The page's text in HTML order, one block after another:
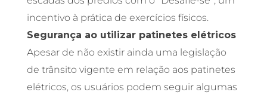
incentivo à prática de exercícios físicos.
Segurança ao utilizar patinetes elétricos
Apesar de não existir ainda uma legislação
de trânsito vigente em relação aos patinetes
elétricos, os usuários podem seguir algumas